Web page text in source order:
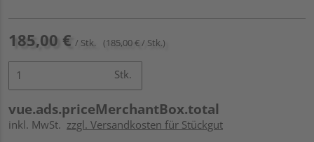
185,00 € / Stk. (185,00 € / Stk.)
Stk.
vue.ads.priceMerchantBox.total
inkl. MwSt. zzgl. Versandkosten für Stückgut